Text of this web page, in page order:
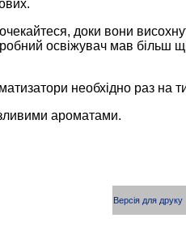
доки вони
освіжувач мав більш
необхідно раз на
ароматами.
Версія для друку